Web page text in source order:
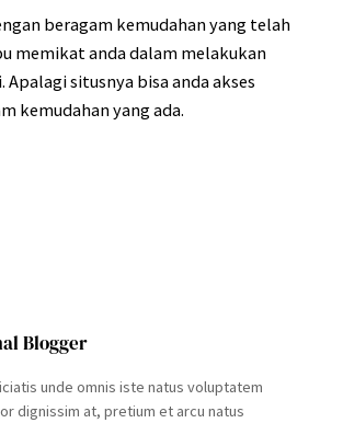
beragam kemudahan yang telah
memikat anda dalam melakukan
Apalagi situsnya bisa anda akses
kemudahan yang ada.
Blogger
unde omnis iste natus voluptatem
dignissim at, pretium et arcu natus